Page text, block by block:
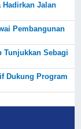
Hadirkan Jalan
Pembangunan
Tunjukkan Sebagi
Dukung Program